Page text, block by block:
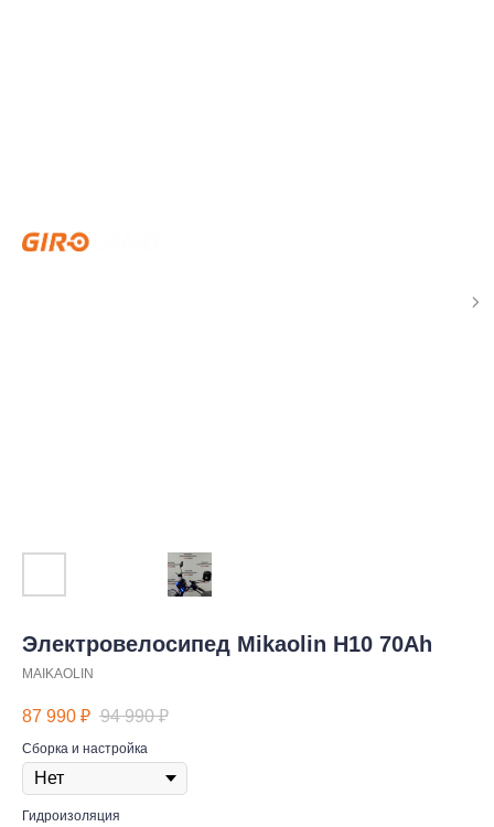
Электровелосипед Mikaolin H10 70Ah
MAIKAOLIN
87 990 ₽ 94 990 ₽
Сборка и настройка
Гидроизоляция